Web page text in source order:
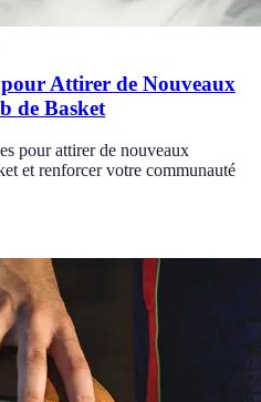
Attirer de Nouveaux
de Basket
pour attirer de nouveaux
et renforcer votre communauté